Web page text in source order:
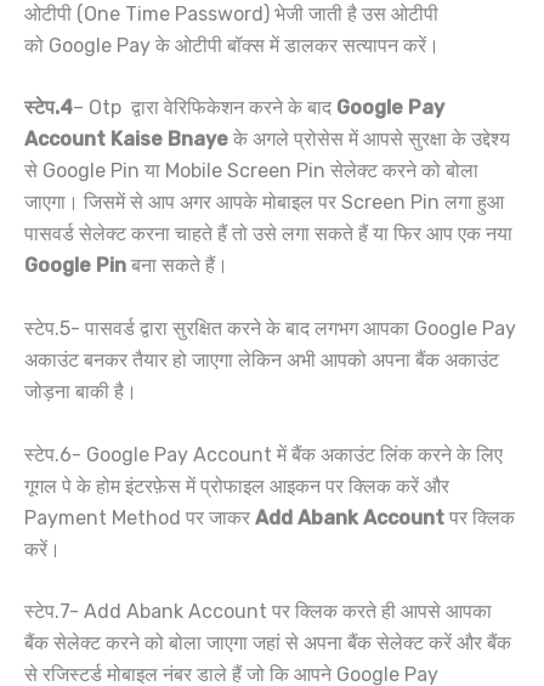
ओटीपी (One Time Password) भेजी जाती है उस ओटीपी
को Google Pay के ओटीपी बॉक्स में डालकर सत्यापन करें।
स्टेप.4– Otp द्वारा वेरिफिकेशन करने के बाद Google Pay
Account Kaise Bnaye के अगले प्रोसेस में आपसे सुरक्षा के उद्देश्य
से Google Pin या Mobile Screen Pin सेलेक्ट करने को बोला
जाएगा। जिसमें से आप अगर आपके मोबाइल पर Screen Pin लगा हुआ
पासवर्ड सेलेक्ट करना चाहते हैं तो उसे लगा सकते हैं या फिर आप एक नया
Google Pin बना सकते हैं।
स्टेप.5- पासवर्ड द्वारा सुरक्षित करने के बाद लगभग आपका Google Pay
अकाउंट बनकर तैयार हो जाएगा लेकिन अभी आपको अपना बैंक अकाउंट
जोड़ना बाकी है।
स्टेप.6- Google Pay Account में बैंक अकाउंट लिंक करने के लिए
गूगल पे के होम इंटरफ़ेस में प्रोफाइल आइकन पर क्लिक करें और
Payment Method पर जाकर Add Abank Account पर क्लिक
करें।
स्टेप.7- Add Abank Account पर क्लिक करते ही आपसे आपका
बैंक सेलेक्ट करने को बोला जाएगा जहां से अपना बैंक सेलेक्ट करें और बैंक
से रजिस्टर्ड मोबाइल नंबर डाले हैं जो कि आपने Google Pay